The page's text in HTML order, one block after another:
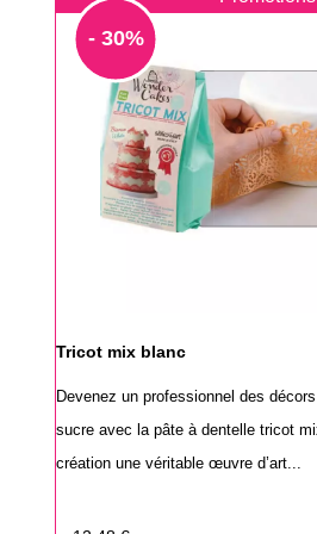
- 30%
Tricot mix blanc
Devenez un professionnel des
sucre avec la pâte à dentelle tricot
création une véritable œuvre d’art...